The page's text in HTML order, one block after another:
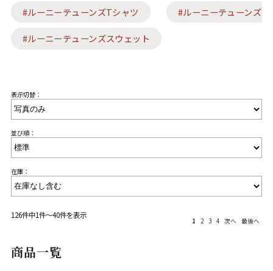
カーハート ディッキーズ
アディダス
ア行
ナ行
Search by Itemアイテムから探す
ジャケット
#ルーニーテューンズTシャツ
#ルーニーテューンズスウェット
#ルーニーテューンズ
表示切替：
並び順：
在庫：
126件中1件～40件を表示
1 2 3 4 次へ 最後へ
商品一覧